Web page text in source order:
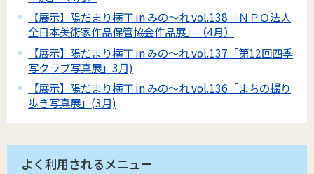
【展示】陽だまり横丁 in みの～れ vol.138「ＮＰＯ法人
全日本美術家作品保管協会作品展」（4月）
【展示】陽だまり横丁 in みの～れ vol.137「第12回四季
写クラブ写真展」3月)
【展示】陽だまり横丁 in みの～れ vol.136「まちの撮り
歩き写真展」(3月)
よく利用されるメニュー